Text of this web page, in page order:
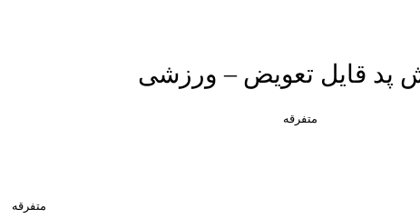
پد قایل تعویض – ورزشی
متفرقه
متفرقه